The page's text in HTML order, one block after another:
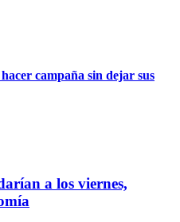
campaña sin dejar sus
a los viernes,